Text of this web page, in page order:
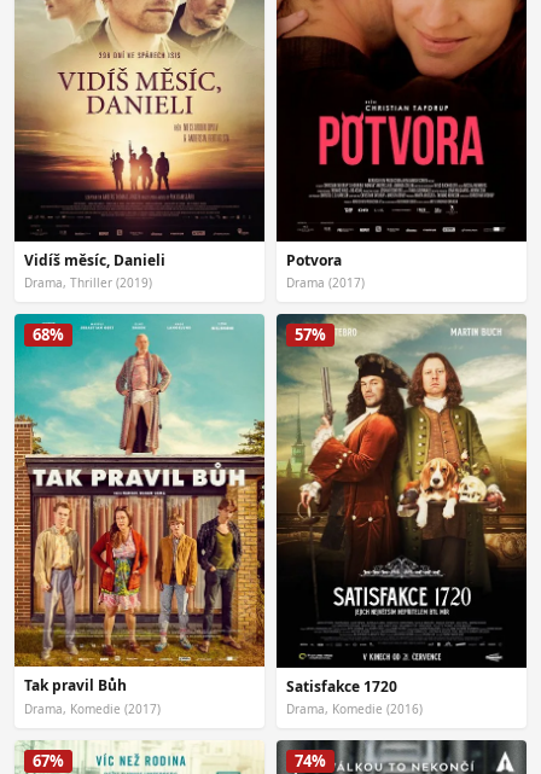
Vidíš měsíc, Danieli
Drama, Thriller (2019)
Potvora
Drama (2017)
68%
Tak pravil Bůh
Drama, Komedie (2017)
57%
Satisfakce 1720
Drama, Komedie (2016)
67% 74%